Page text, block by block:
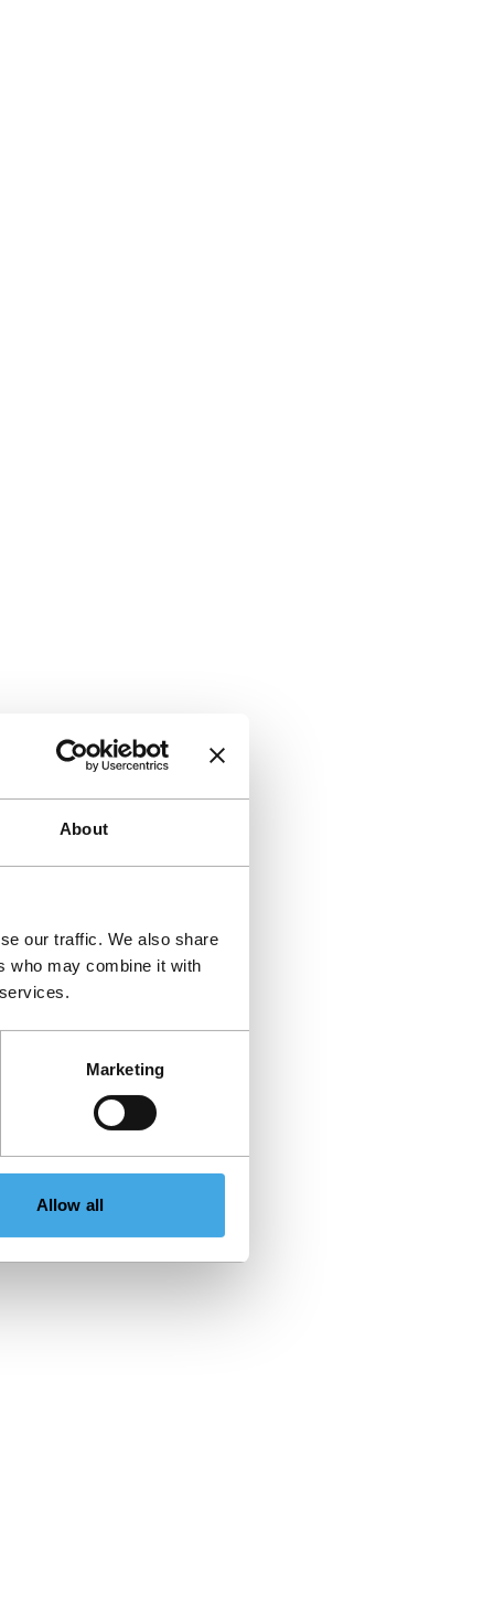
About
our traffic. We also share
who may combine it with
Marketing
Allow all